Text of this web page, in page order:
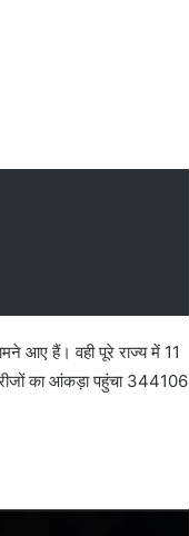
आए हैं। वही पूरे राज्य में 11
का आंकड़ा पहुंचा 344106